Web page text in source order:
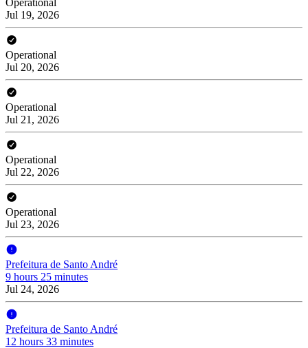
Jul 19, 2026
Operational
Jul 20, 2026
Operational
Jul 21, 2026
Operational
Jul 22, 2026
Operational
Jul 23, 2026
Prefeitura de Santo André
9 hours 25 minutes
Jul 24, 2026
Prefeitura de Santo André
12 hours 33 minutes